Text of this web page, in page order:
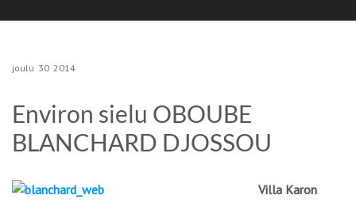
joulu 30 2014
Environ sielu OBOUBE
BLANCHARD DJOSSOU
Villa Karon